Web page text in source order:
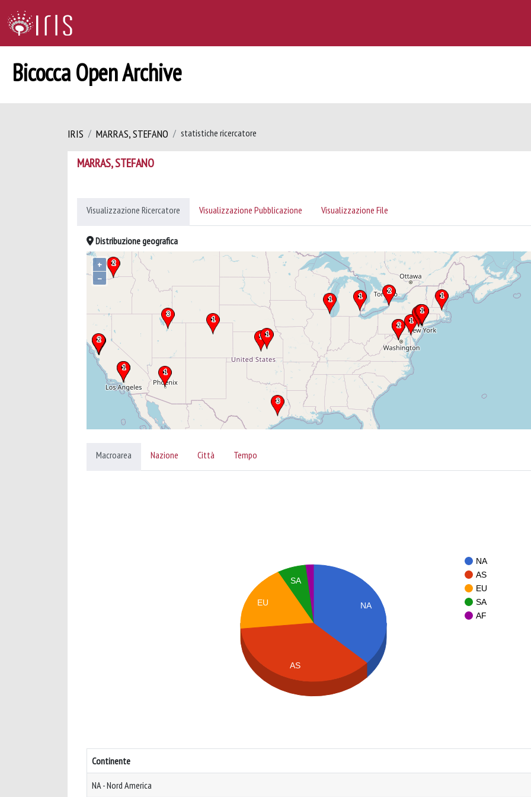
Bicocca Open Archive
IRIS MARRAS, STEFANO statistiche ricercatore
MARRAS, STEFANO
Visualizzazione Ricercatore Visualizzazione Pubblicazione Visualizzazione File
Distribuzione geografica
+
–
Macroarea Nazione Città Tempo
NA
AS
EU
SA
AF
NA
SA
EU
AS
Continente
NA - Nord America